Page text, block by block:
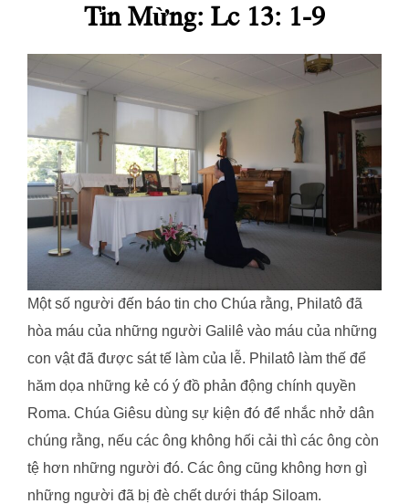
Tin Mừng: Lc 13: 1-9
Một số người đến báo tin cho Chúa rằng, Philatô đã
hòa máu của những người Galilê vào máu của những
con vật đã được sát tế làm của lễ. Philatô làm thế để
hăm dọa những kẻ có ý đồ phản động chính quyền
Roma. Chúa Giêsu dùng sự kiện đó để nhắc nhở dân
chúng rằng, nếu các ông không hối cải thì các ông còn
tệ hơn những người đó. Các ông cũng không hơn gì
những người đã bị đè chết dưới tháp Siloam.